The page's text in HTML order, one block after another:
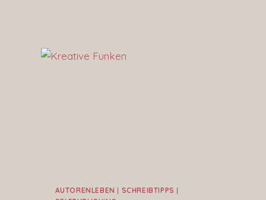
AUTORENLEBEN | SCHREIBTIPPS |